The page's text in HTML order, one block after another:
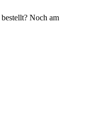
bestellt? Noch am